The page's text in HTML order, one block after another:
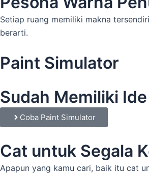
Setiap ruang memiliki makna
berarti.
Paint Simulator
Sudah Memiliki
Coba Paint Simulator
Cat untuk Segala
Apapun yang kamu cari, baik itu cat